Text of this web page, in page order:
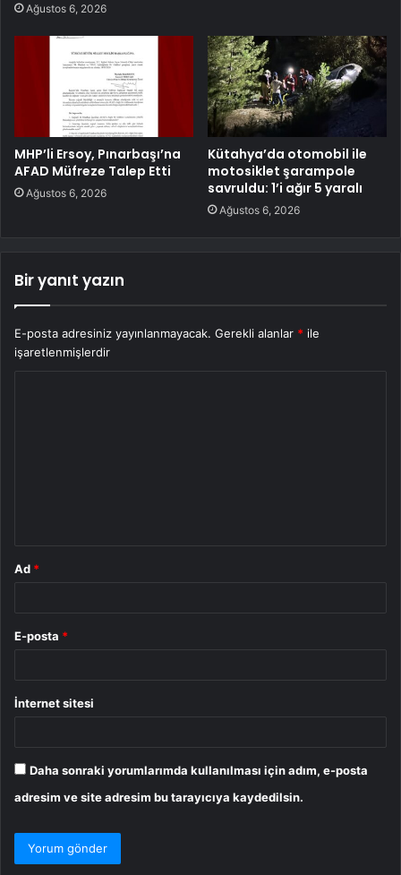
Ağustos 6, 2026
MHP’li Ersoy, Pınarbaşı’na
AFAD Müfreze Talep Etti
Ağustos 6, 2026
Kütahya’da otomobil ile
motosiklet şarampole
savruldu: 1’i ağır 5 yaralı
Ağustos 6, 2026
Bir yanıt yazın
E-posta adresiniz yayınlanmayacak. Gerekli alanlar * ile
işaretlenmişlerdir
Ad *
E-posta *
İnternet sitesi
Daha sonraki yorumlarımda kullanılması için adım, e-posta
adresim ve site adresim bu tarayıcıya kaydedilsin.